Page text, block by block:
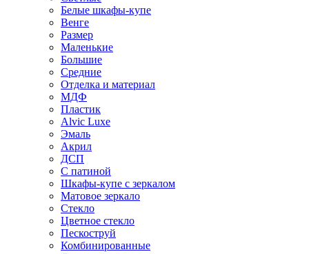
Белые шкафы-купе
Венге
Размер
Маленькие
Большие
Средние
Отделка и материал
МДФ
Пластик
Alvic Luxe
Эмаль
Акрил
ДСП
С патиной
Шкафы-купе с зеркалом
Матовое зеркало
Стекло
Цветное стекло
Пескоструй
Комбинированные